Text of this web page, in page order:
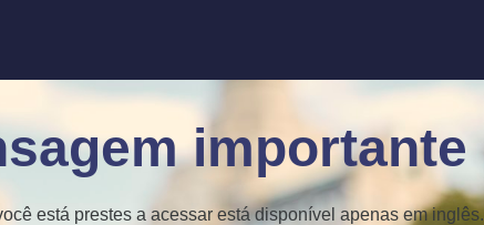
importante
está prestes a acessar está disponível apenas em inglês.